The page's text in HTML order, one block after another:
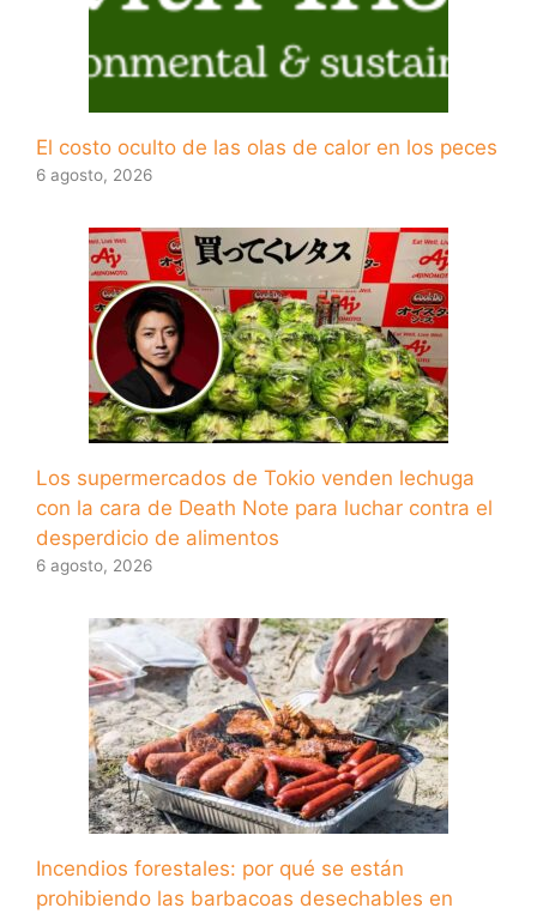
El costo oculto de las olas de calor en los peces
6 agosto, 2026
Los supermercados de Tokio venden lechuga
con la cara de Death Note para luchar contra el
desperdicio de alimentos
6 agosto, 2026
Incendios forestales: por qué se están
prohibiendo las barbacoas desechables en